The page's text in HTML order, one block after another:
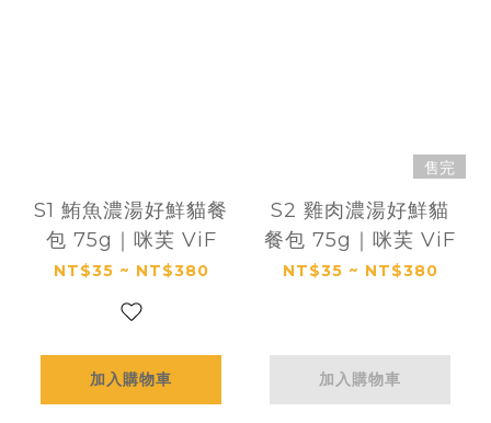
S1 鮪魚濃湯好鮮貓餐
包 75g｜咪芙 ViF
NT$35 ~ NT$380
加入購物車
售完
S2 雞肉濃湯好鮮貓
餐包 75g｜咪芙 ViF
NT$35 ~ NT$380
加入購物車